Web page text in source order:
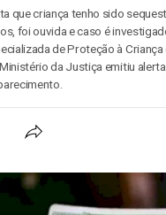
que criança tenho sido
foi ouvida e caso é
de Proteção à Criança
da Justiça emitiu